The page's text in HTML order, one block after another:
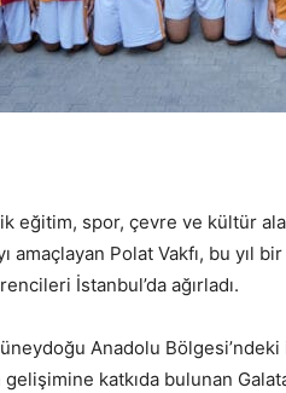
eğitim, spor, çevre ve kültür
amaçlayan Polat Vakfı, bu yıl
İstanbul’da ağırladı.
Anadolu
katkıda bulunan